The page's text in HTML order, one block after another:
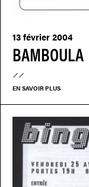
BAMBOULA
13 février 2004
EN SAVOIR PLUS